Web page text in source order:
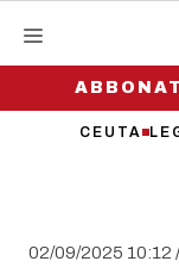
contenuto
CEUTA
02/09/2025 10:12